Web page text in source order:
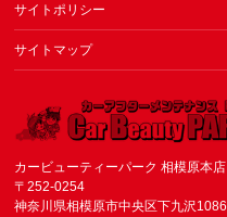
サイトポリシー
サイトマップ
カービューティーパーク 相模原本店
〒252-0254
神奈川県相模原市中央区下九沢1086